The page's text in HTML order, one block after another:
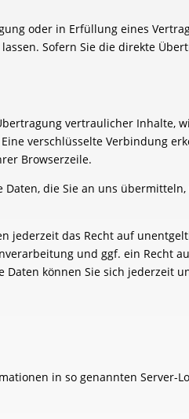
oder in Erfüllung eines
Sofern Sie die direkte
vertraulicher Inhalte,
verschlüsselte Verbindung
Browserzeile.
Daten, die Sie an uns
jederzeit das Recht auf
und ggf. ein Recht
können Sie sich jederzeit
in so genannten Server-